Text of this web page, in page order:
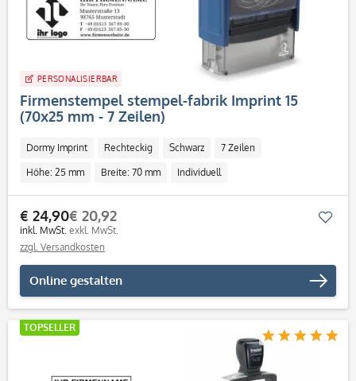
PERSONALISIERBAR
Firmenstempel stempel-fabrik Imprint 15
(70x25 mm - 7 Zeilen)
Dormy Imprint Rechteckig Schwarz 7 Zeilen
Höhe: 25 mm Breite: 70 mm Individuell
€ 24,90
inkl. MwSt.
€ 20,92
exkl. MwSt.
zzgl. Versandkosten
Online gestalten
TOPSELLER